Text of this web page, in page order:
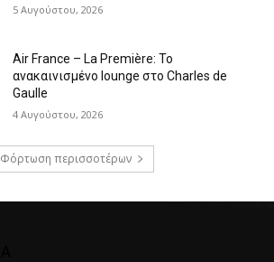
5 Αυγούστου, 2026
Air France – La Première: Το
ανακαινισμένο lounge στο Charles de
Gaulle
4 Αυγούστου, 2026
Φόρτωση περισσοτέρων